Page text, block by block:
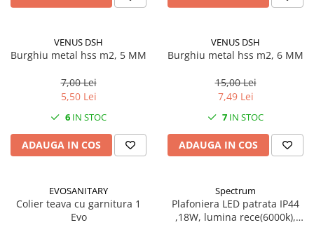
VENUS DSH
Burghiu metal hss m2, 5 MM
7,00 Lei
5,50 Lei
6 IN STOC
ADAUGA IN COS
VENUS DSH
Burghiu metal hss m2, 6 MM
15,00 Lei
7,49 Lei
7 IN STOC
ADAUGA IN COS
EVOSANITARY
Colier teava cu garnitura 1
Evo
Spectrum
Plafoniera LED patrata IP44
,18W, lumina rece(6000k),